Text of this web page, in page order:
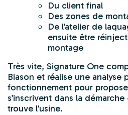
Du client final
Des zones de
De l’atelier de
ensuite être
montage
Très vite, Signature One
Biason et réalise une analyse
fonctionnement pour
s’inscrivent dans la
trouve l’usine.